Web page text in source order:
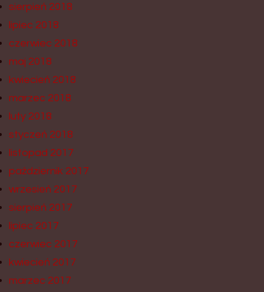
sierpień 2018
lipiec 2018
czerwiec 2018
maj 2018
kwiecień 2018
marzec 2018
luty 2018
styczeń 2018
listopad 2017
październik 2017
wrzesień 2017
sierpień 2017
lipiec 2017
czerwiec 2017
kwiecień 2017
marzec 2017